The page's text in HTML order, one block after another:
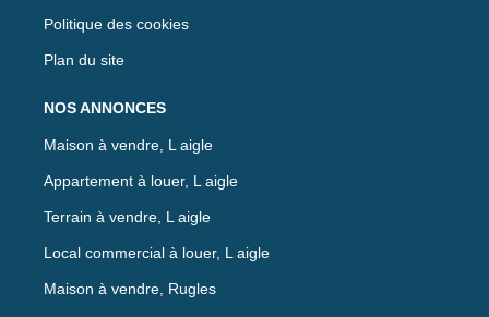
Politique des cookies
Plan du site
NOS ANNONCES
Maison à vendre, L aigle
Appartement à louer, L aigle
Terrain à vendre, L aigle
Local commercial à louer, L aigle
Maison à vendre, Rugles